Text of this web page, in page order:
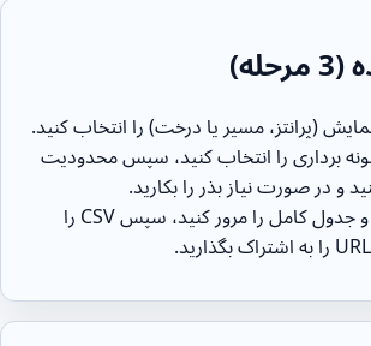
برداری را انتخاب کنید، سپس محدودیت
و در صورت نیاز بذر را بکارید.
C_n، مثال‌ها و جدول کامل را مرور کنید، سپس CSV را